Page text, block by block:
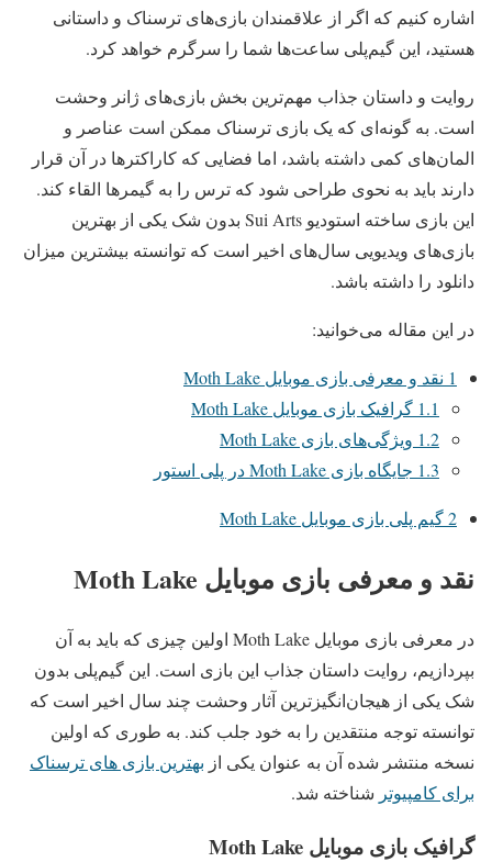
اشاره کنیم که اگر از علاقمندان بازی‌های ترسناک و داستانی
هستید، این گیم‌پلی ساعت‌ها شما را سرگرم خواهد کرد.
روایت و داستان جذاب مهم‌ترین بخش‌ بازی‌های ژانر وحشت
است. به گونه‌ای که یک بازی ترسناک ممکن است عناصر و
المان‌های کمی داشته باشد، اما فضایی که کاراکترها در آن قرار
دارند باید به نحوی طراحی شود که ترس را به گیمرها القاء کند.
این بازی ساخته استودیو Sui Arts بدون شک یکی از بهترین
بازی‌های ویدیویی سال‌های اخیر است که توانسته بیشترین میزان
دانلود را داشته باشد.
در این مقاله می‌خوانید:
1 نقد و معرفی بازی موبایل Moth Lake
1.1 گرافیک بازی موبایل Moth Lake
1.2 ویژگی‌های بازی Moth Lake
1.3 جایگاه بازی Moth Lake در پلی استور
2گیم پلی بازی موبایل Moth Lake
نقد و معرفی بازی موبایل Moth Lake
در معرفی بازی موبایل Moth Lake اولین چیزی که باید به آن
بپردازیم، روایت داستان جذاب این بازی است. این گیم‌پلی بدون
شک یکی از هیجان‌انگیزترین آثار وحشت چند سال اخیر است که
توانسته توجه منتقدین را به خود جلب کند. به طوری که اولین
نسخه منتشر شده آن به عنوان یکی از بهترین بازی های ترسناک
برای کامپیوتر شناخته شد.
گرافیک بازی موبایل Moth Lake